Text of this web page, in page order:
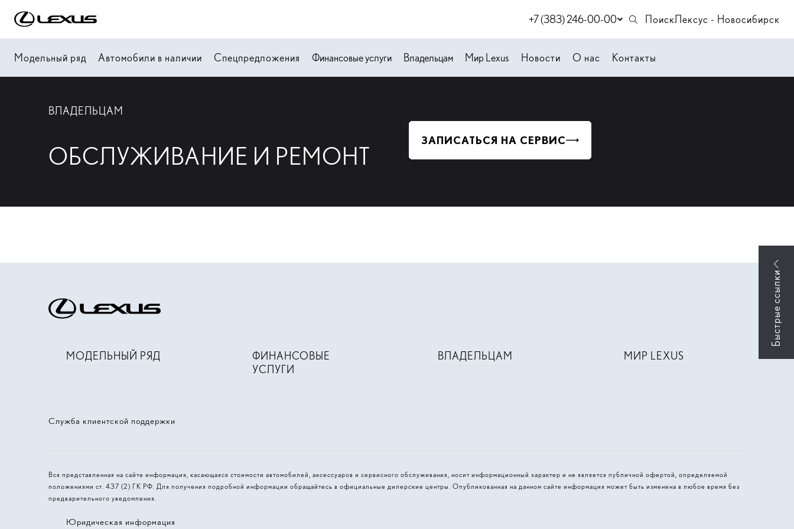
+7 (383) 246-00-00 ПоискЛексус - Новосибирск
Модельный ряд Автомобили в наличии Спецпредложения Финансовые услуги Владельцам Мир Lexus Новости О нас Контакты
ВЛАДЕЛЬЦАМ
ОБСЛУЖИВАНИЕ И РЕМОНТ
ЗАПИСАТЬСЯ НА СЕРВИС
Служба клиентской поддержки
МОДЕЛЬНЫЙ РЯД
ФИНАНСОВЫЕ
УСЛУГИ
ВЛАДЕЛЬЦАМ МИР LEXUS
Вся представленная на сайте информация, касающаяся стоимости автомобилей, аксессуаров и сервисного обслуживания, носит информационный характер и не является публичной офертой, определяемой
положениями ст. 437 (2) ГК РФ. Для получения подробной информации обращайтесь в официальные дилерские центры. Опубликованная на данном сайте информация может быть изменена в любое время без
предварительного уведомления.
Юридическая информация